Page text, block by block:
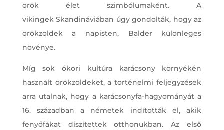
örök élet szimbólumaként. A
vikingek Skandináviában úgy gondolták, hogy az
örökzöldek a napisten, Balder különleges
növénye.
Míg sok ókori kultúra karácsony környékén
használt örökzöldeket, a történelmi feljegyzések
arra utalnak, hogy a karácsonyfa-hagyományát a
16. században a németek indították el, akik
fenyőfákat díszítettek otthonukban. Az első